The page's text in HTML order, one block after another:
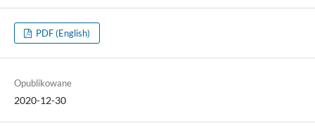
PDF (English)
Opublikowane
2020-12-30